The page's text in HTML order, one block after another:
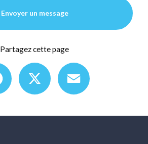
Envoyer un message
Partagez cette page
Facebook